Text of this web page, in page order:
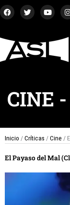
al
F
a
c
o
k
T
w
i
e
r
Y
o
u
b
I
n
s
a
CINE -
Inicio /Críticas /Cine /
El Payaso del Mal